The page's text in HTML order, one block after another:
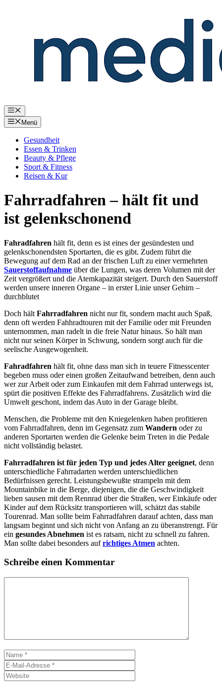
Menü
Menü
Gesundheit
Essen & Trinken
Beauty & Pflege
Sport & Fitness
Reisen & Kur
Fahrradfahren – hält fit und
ist gelenkschonend
Fahradfahren hält fit, denn es ist eines der gesündesten und
gelenkschonendsten Sportarten, die es gibt. Zudem führt die
Bewegung auf dem Rad an der frischen Luft zu einer vermehrten
Sauerstoffaufnahme über die Lungen, was deren Volumen mit der
Zeit vergrößert und die Atemkapazität steigert. Durch den Sauerstoff
werden unsere inneren Organe – in erster Linie unser Gehirn –
durchblutet
Doch hält Fahrradfahren nicht nur fit, sondern macht auch Spaß,
denn oft werden Fahhradtouren mit der Familie oder mit Freunden
unternommen, man radelt in die freie Natur hinaus. So hält man
nicht nur seinen Körper in Schwung, sondern sorgt auch für die
seelische Ausgewogenheit.
Fahradfahren hält fit, ohne dass man sich in teuere Fitnesscenter
begeben muss oder einen großen Zeitaufwand betreiben, denn auch
wer zur Arbeit oder zum Einkaufen mit dem Fahrrad unterwegs ist,
spürt die positiven Effekte des Fahrradfahrens. Zusätzlich wird die
Umwelt geschont, indem das Auto in der Garage bleibt.
Menschen, die Probleme mit den Kniegelenken haben profitieren
vom Fahrradfahren, denn im Gegensatz zum Wandern oder zu
anderen Sportarten werden die Gelenke beim Treten in die Pedale
nicht vollständig belastet.
Fahrradfahren ist für jeden Typ und jedes Alter geeignet, denn
unterschiedliche Fahrradarten werden unterschiedlichen
Bedürfnissen gerecht. Leistungsbewußte strampeln mit dem
Mountainbike in die Berge, diejenigen, die die Geschwindigkeit
lieben sausen mit dem Rennrad über die Straßen, wer Einkäufe oder
Kinder auf dem Rücksitz transportieren will, schätzt das stabile
Tourenrad. Man sollte beim Fahrradfahren darauf achten, dass man
langsam beginnt und sich nicht von Anfang an zu überanstrengt. Für
ein gesundes Abnehmen ist es ratsam, nicht zu schnell zu fahren.
Man sollte dabei besonders aufrichtiges Atmen achten.
Schreibe einen Kommentar
Name
Mail-
Adresse